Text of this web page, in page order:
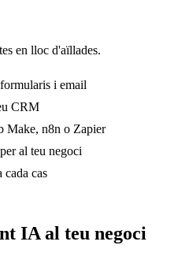
en lloc d'aïllades.
i email
CRM
Make, n8n o Zapier
al teu negoci
cada cas
IA al teu negoci